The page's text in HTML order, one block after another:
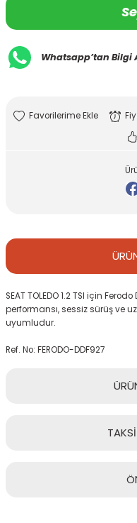
Whatsapp’tan Bilgi
SEAT TOLEDO 1.2 TSI için
performansı, sessiz sürüş ve
uyumludur.
Ref. No: FERODO-DDF927